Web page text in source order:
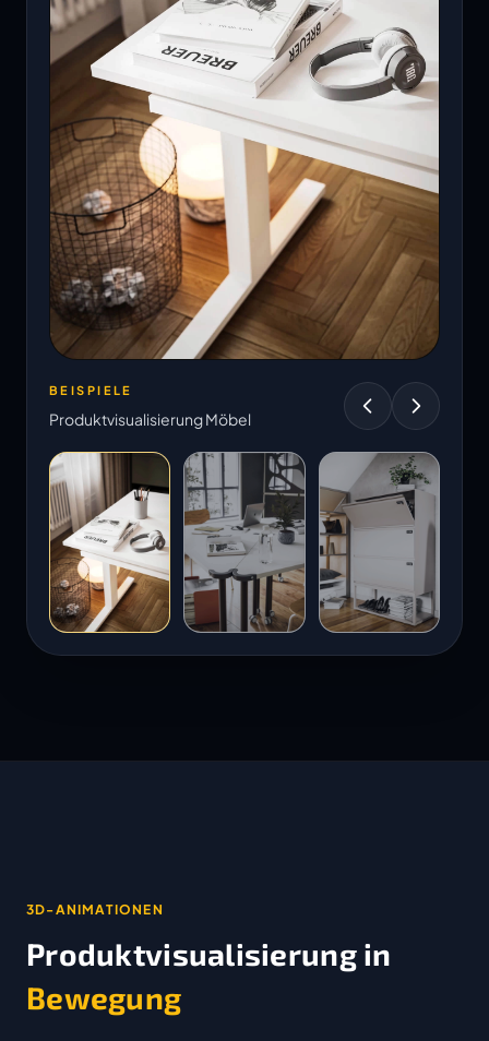
BEISPIELE
Produktvisualisierung Möbel
3D-ANIMATIONEN
Produktvisualisierung in
Bewegung